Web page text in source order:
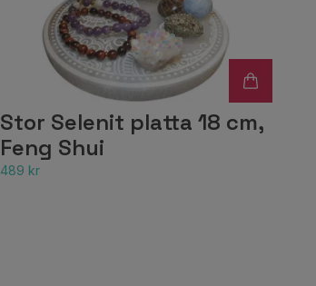
Stor Selenit platta 18 cm,
Feng Shui
489 kr